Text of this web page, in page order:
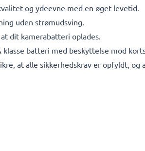
og ydeevne med en øget levetid.
uden strømudsving.
dit kamerabatteri oplades.
klasse batteri med beskyttelse mod
at alle sikkerhedskrav er opfyldt,